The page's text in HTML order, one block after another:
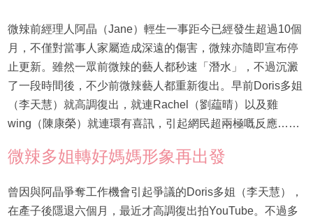
微辣前經理人阿晶（Jane）輕生一事距今已經發生超過10個
月，不僅對當事人家屬造成深遠的傷害，微辣亦隨即宣布停
止更新。雖然一眾前微辣的藝人都秒速「潛水」，不過沉澱
了一段時間後，不少前微辣藝人都重新復出。早前Doris多姐
（李天慧）就高調復出，就連Rachel（劉藴晴）以及雞
wing（陳康榮）就連環有喜訊，引起網民超兩極嘅反應……
微辣多姐轉好媽媽形象再出發
曾因與阿晶爭奪工作機會引起爭議的Doris多姐（李天慧），
在產子後隱退六個月，最近才高調復出拍YouTube。不過多